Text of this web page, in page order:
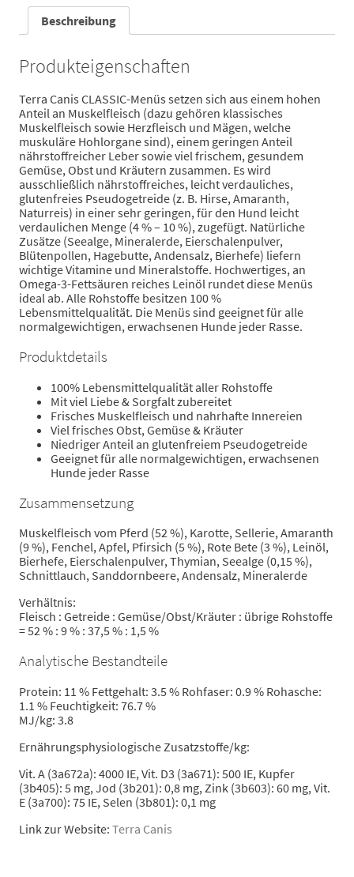
Beschreibung
Produkteigenschaften
Terra Canis CLASSIC-Menüs setzen sich aus einem hohen
Anteil an Muskelfleisch (dazu gehören klassisches
Muskelfleisch sowie Herzfleisch und Mägen, welche
muskuläre Hohlorgane sind), einem geringen Anteil
nährstoffreicher Leber sowie viel frischem, gesundem
Gemüse, Obst und Kräutern zusammen. Es wird
ausschließlich nährstoffreiches, leicht verdauliches,
glutenfreies Pseudogetreide (z. B. Hirse, Amaranth,
Naturreis) in einer sehr geringen, für den Hund leicht
verdaulichen Menge (4 % – 10 %), zugefügt. Natürliche
Zusätze (Seealge, Mineralerde, Eierschalenpulver,
Blütenpollen, Hagebutte, Andensalz, Bierhefe) liefern
wichtige Vitamine und Mineralstoffe. Hochwertiges, an
Omega-3-Fettsäuren reiches Leinöl rundet diese Menüs
ideal ab. Alle Rohstoffe besitzen 100 %
Lebensmittelqualität. Die Menüs sind geeignet für alle
normalgewichtigen, erwachsenen Hunde jeder Rasse.
Produktdetails
100% Lebensmittelqualität aller Rohstoffe
Mit viel Liebe & Sorgfalt zubereitet
Frisches Muskelfleisch und nahrhafte Innereien
Viel frisches Obst, Gemüse & Kräuter
Niedriger Anteil an glutenfreiem Pseudogetreide
Geeignet für alle normalgewichtigen, erwachsenen
Hunde jeder Rasse
Zusammensetzung
Muskelfleisch vom Pferd (52 %), Karotte, Sellerie, Amaranth
(9 %), Fenchel, Apfel, Pfirsich (5 %), Rote Bete (3 %), Leinöl,
Bierhefe, Eierschalenpulver, Thymian, Seealge (0,15 %),
Schnittlauch, Sanddornbeere, Andensalz, Mineralerde
Verhältnis:
Fleisch : Getreide : Gemüse/Obst/Kräuter : übrige Rohstoffe
= 52 % : 9 % : 37,5 % : 1,5 %
Analytische Bestandteile
Protein: 11 % Fettgehalt: 3.5 % Rohfaser: 0.9 % Rohasche:
1.1 % Feuchtigkeit: 76.7 %
MJ/kg: 3.8
Ernährungsphysiologische Zusatzstoffe/kg:
Vit. A (3a672a): 4000 IE, Vit. D3 (3a671): 500 IE, Kupfer
(3b405): 5 mg, Jod (3b201): 0,8 mg, Zink (3b603): 60 mg, Vit.
E (3a700): 75 IE, Selen (3b801): 0,1 mg
Link zur Website: Terra Canis